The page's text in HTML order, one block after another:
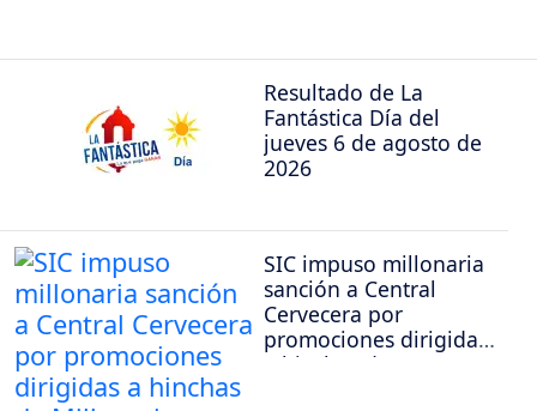
Resultado de La
Fantástica Día del
jueves 6 de agosto de
2026
SIC impuso millonaria
sanción a Central
Cervecera por
promociones dirigidas
a hinchas de